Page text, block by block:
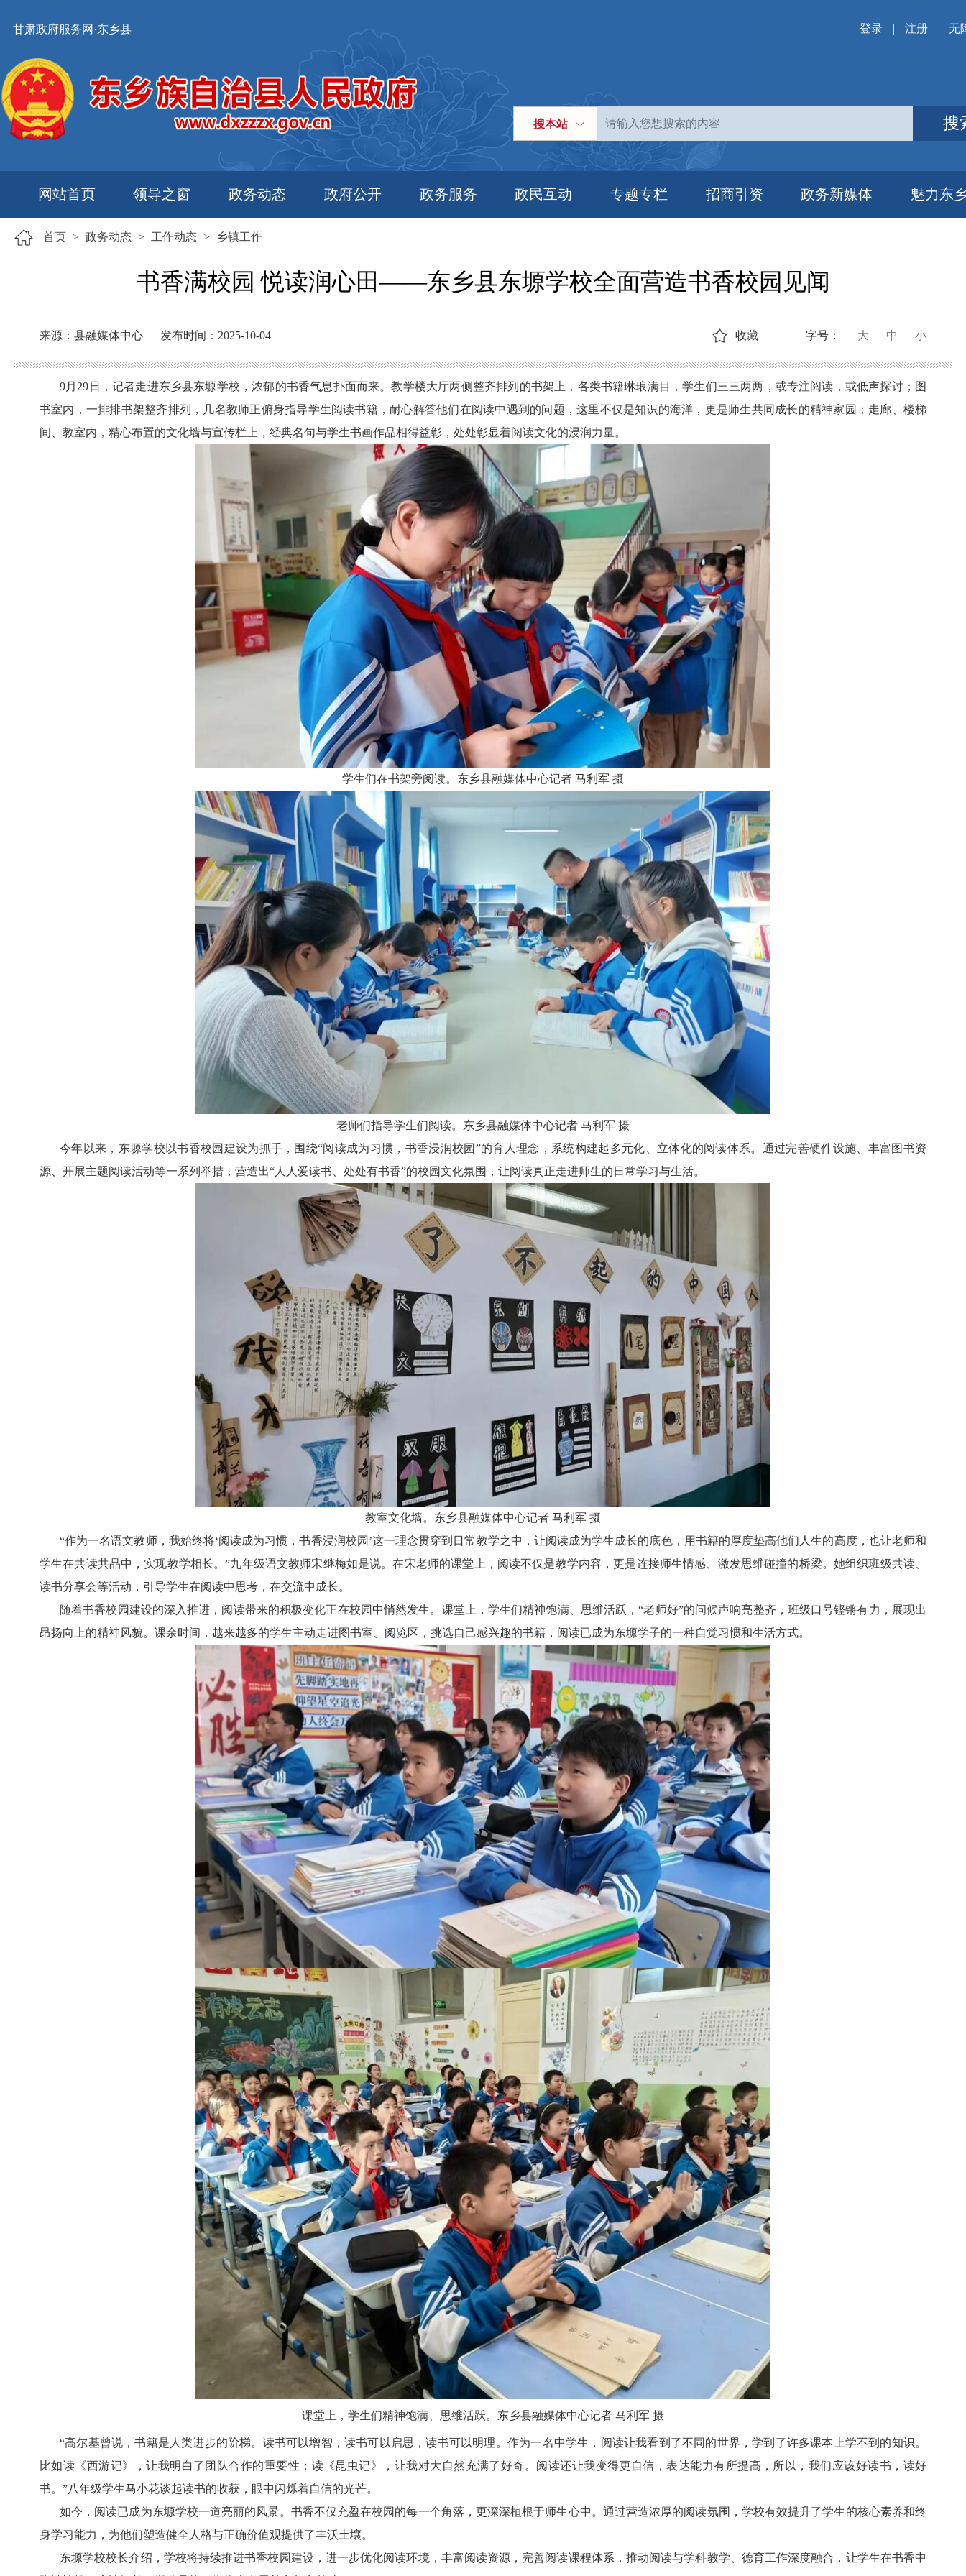
甘肃政府服务网·东乡县 登录 | 注册 无
搜本站 搜
网站首页 领导之窗 政务动态 政府公开 政务服务 政民互动 专题专栏 招商引资 政务新媒体 魅力东
首页 > 政务动态 > 工作动态 > 乡镇工作
书香满校园 悦读润心田——东乡县东塬学校全面营造书香校园见闻
来源：县融媒体中心 发布时间：2025-10-04 字号： 大 中 小
收藏
9月29日，记者走进东乡县东塬学校，浓郁的书香气息扑面而来。教学楼大厅两侧整齐排列的书架上，各类书籍琳琅满目，学生们三三两两，或专注阅读，或低声探讨；图
书室内，一排排书架整齐排列，几名教师正俯身指导学生阅读书籍，耐心解答他们在阅读中遇到的问题，这里不仅是知识的海洋，更是师生共同成长的精神家园；走廊、楼梯
间、教室内，精心布置的文化墙与宣传栏上，经典名句与学生书画作品相得益彰，处处彰显着阅读文化的浸润力量。
学生们在书架旁阅读。东乡县融媒体中心记者 马利军 摄
老师们指导学生们阅读。东乡县融媒体中心记者 马利军 摄
今年以来，东塬学校以书香校园建设为抓手，围绕“阅读成为习惯，书香浸润校园”的育人理念，系统构建起多元化、立体化的阅读体系。通过完善硬件设施、丰富图书资
源、开展主题阅读活动等一系列举措，营造出“人人爱读书、处处有书香”的校园文化氛围，让阅读真正走进师生的日常学习与生活。
教室文化墙。东乡县融媒体中心记者 马利军 摄
“作为一名语文教师，我始终将‘阅读成为习惯，书香浸润校园’这一理念贯穿到日常教学之中，让阅读成为学生成长的底色，用书籍的厚度垫高他们人生的高度，也让老师和
学生在共读共品中，实现教学相长。”九年级语文教师宋继梅如是说。在宋老师的课堂上，阅读不仅是教学内容，更是连接师生情感、激发思维碰撞的桥梁。她组织班级共读、
读书分享会等活动，引导学生在阅读中思考，在交流中成长。
随着书香校园建设的深入推进，阅读带来的积极变化正在校园中悄然发生。课堂上，学生们精神饱满、思维活跃，“老师好”的问候声响亮整齐，班级口号铿锵有力，展现出
昂扬向上的精神风貌。课余时间，越来越多的学生主动走进图书室、阅览区，挑选自己感兴趣的书籍，阅读已成为东塬学子的一种自觉习惯和生活方式。
课堂上，学生们精神饱满、思维活跃。东乡县融媒体中心记者 马利军 摄
“高尔基曾说，书籍是人类进步的阶梯。读书可以增智，读书可以启思，读书可以明理。作为一名中学生，阅读让我看到了不同的世界，学到了许多课本上学不到的知识。
比如读《西游记》，让我明白了团队合作的重要性；读《昆虫记》，让我对大自然充满了好奇。阅读还让我变得更自信，表达能力有所提高，所以，我们应该好读书，读好
书。”八年级学生马小花谈起读书的收获，眼中闪烁着自信的光芒。
如今，阅读已成为东塬学校一道亮丽的风景。书香不仅充盈在校园的每一个角落，更深深植根于师生心中。通过营造浓厚的阅读氛围，学校有效提升了学生的核心素养和终
身学习能力，为他们塑造健全人格与正确价值观提供了丰沃土壤。
东塬学校校长介绍，学校将持续推进书香校园建设，进一步优化阅读环境，丰富阅读资源，完善阅读课程体系，推动阅读与学科教学、德育工作深度融合，让学生在书香中